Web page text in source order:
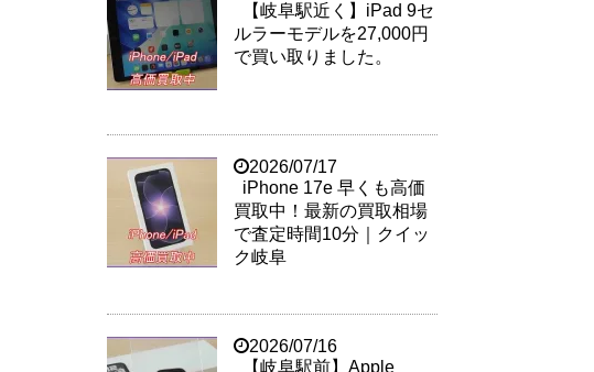
【岐阜駅近く】iPad 9セ
ルラーモデルを27,000円
で買い取りました。
2026/07/17
iPhone 17e 早くも高価
買取中！最新の買取相場
で査定時間10分｜クイッ
ク岐阜
2026/07/16
【岐阜駅前】Apple